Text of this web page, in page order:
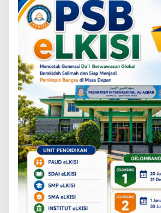
a
n
P
l
a
w
a
n
N
a
s
i
o
a